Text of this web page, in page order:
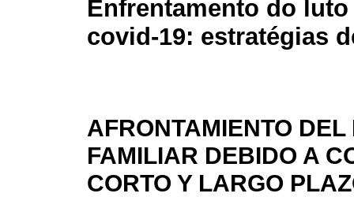
Enfrentamento do
covid-19: estratégias
AFRONTAMIENTO
FAMILIAR DEBIDO A
CORTO Y LARGO